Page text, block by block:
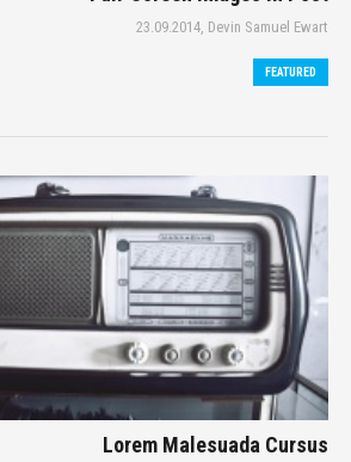
23.09.2014, Devin Samuel Ewart
FEATURED
Lorem Malesuada Cursus